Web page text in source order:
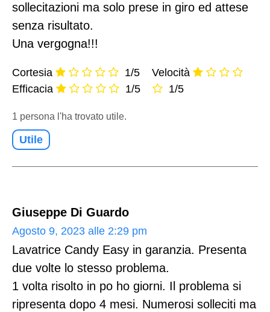
sollecitazioni ma solo prese in giro ed attese
senza risultato.
Una vergogna!!!
Cortesia
1/5
Efficacia
1/5
Velocità
1/5
1 persona l'ha trovato utile.
Utile
Giuseppe Di Guardo
Agosto 9, 2023 alle 2:29 pm
Lavatrice Candy Easy in garanzia. Presenta
due volte lo stesso problema.
1 volta risolto in po ho giorni. Il problema si
ripresenta dopo 4 mesi. Numerosi solleciti ma